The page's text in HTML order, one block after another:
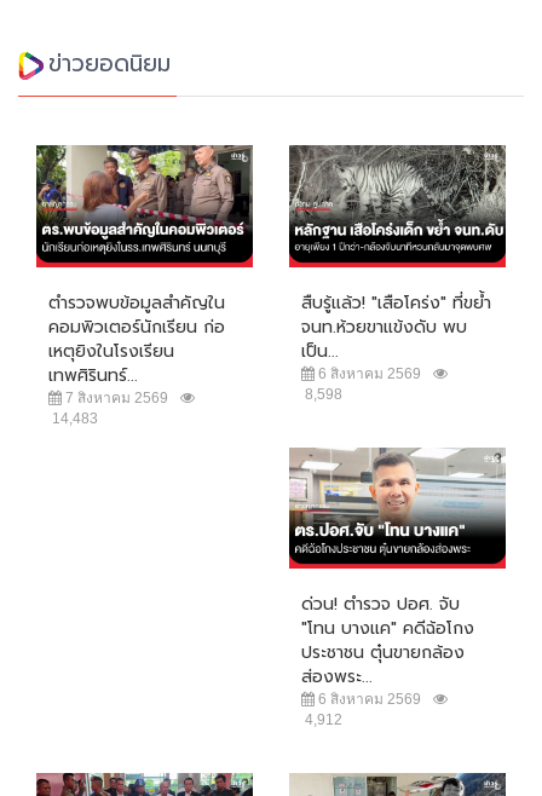
ข่าวยอดนิยม
ตำรวจพบข้อมูลสำคัญใน
คอมพิวเตอร์นักเรียน ก่อ
เหตุยิงในโรงเรียน
เทพศิรินทร์...
7 สิงหาคม 2569
14,483
สืบรู้แล้ว! "เสือโคร่ง" ที่ขย้ำ
จนท.ห้วยขาแข้งดับ พบ
เป็น...
6 สิงหาคม 2569
8,598
ด่วน! ตำรวจ ปอศ. จับ
"โทน บางแค" คดีฉ้อโกง
ประชาชน ตุ๋นขายกล้อง
ส่องพระ...
6 สิงหาคม 2569
4,912